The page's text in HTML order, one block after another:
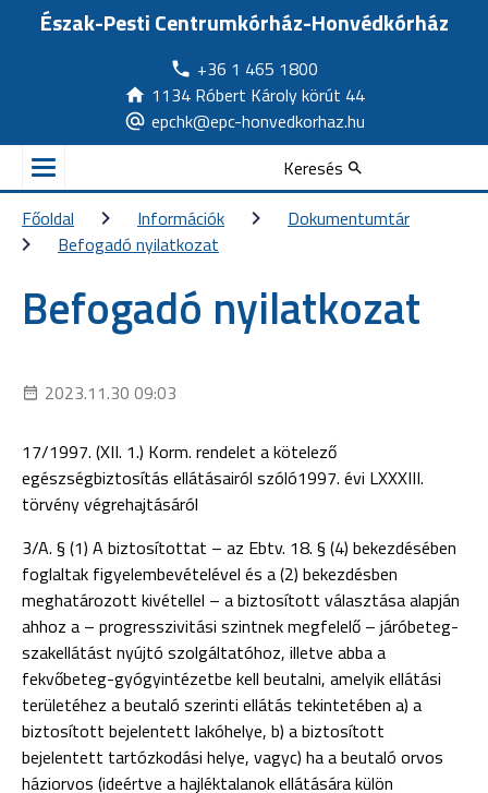
Észak-Pesti Centrumkórház-Honvédkórház
+36 1 465 1800
1134 Róbert Károly körút 44
epchk@epc-honvedkorhaz.hu
Keresés
Főoldal
Információk
Dokumentumtár
Befogadó nyilatkozat
Befogadó nyilatkozat
2023.11.30 09:03
17/1997. (XII. 1.) Korm. rendelet a kötelező
egészségbiztosítás ellátásairól szóló1997. évi LXXXIII.
törvény végrehajtásáról
3/A. § (1) A biztosítottat – az Ebtv. 18. § (4) bekezdésében
foglaltak figyelembevételével és a (2) bekezdésben
meghatározott kivétellel – a biztosított választása alapján
ahhoz a – progresszivitási szintnek megfelelő – járóbeteg-
szakellátást nyújtó szolgáltatóhoz, illetve abba a
fekvőbeteg-gyógyintézetbe kell beutalni, amelyik ellátási
területéhez a beutaló szerinti ellátás tekintetében a) a
biztosított bejelentett lakóhelye, b) a biztosított
bejelentett tartózkodási helye, vagyc) ha a beutaló orvos
háziorvos (ideértve a hajléktalanok ellátására külön